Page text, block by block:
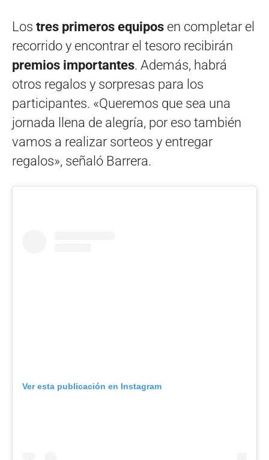
Los tres primeros equipos en completar el
recorrido y encontrar el tesoro recibirán
premios importantes. Además, habrá
otros regalos y sorpresas para los
participantes. «Queremos que sea una
jornada llena de alegría, por eso también
vamos a realizar sorteos y entregar
regalos», señaló Barrera.
Ver esta publicación en Instagram